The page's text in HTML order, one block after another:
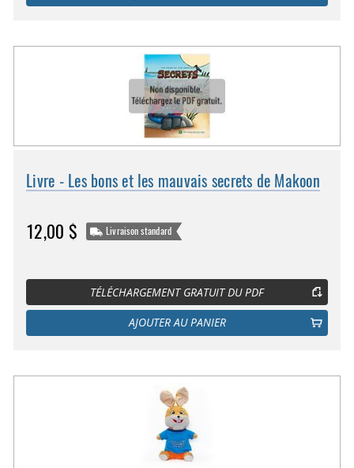
Livre - Les bons et les mauvais secrets de Makoon
12,00 $ Livraison standard
TÉLÉCHARGEMENT GRATUIT DU PDF
AJOUTER AU PANIER